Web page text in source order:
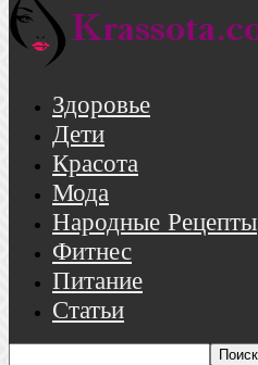
Здоровье
Дети
Красота
Мода
Народные Рецепты
Фитнес
Питание
Статьи